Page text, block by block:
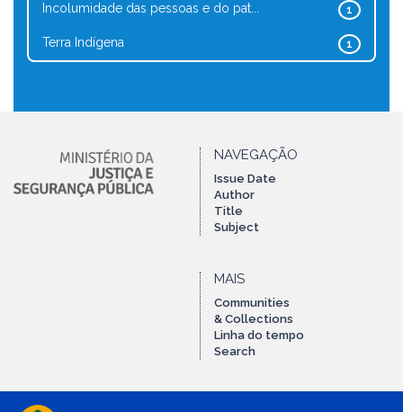
1
Incolumidade das pessoas e do pat...
1
Terra Indígena
NAVEGAÇÃO
Issue Date
Author
Title
Subject
MAIS
Communities
& Collections
Linha do tempo
Search